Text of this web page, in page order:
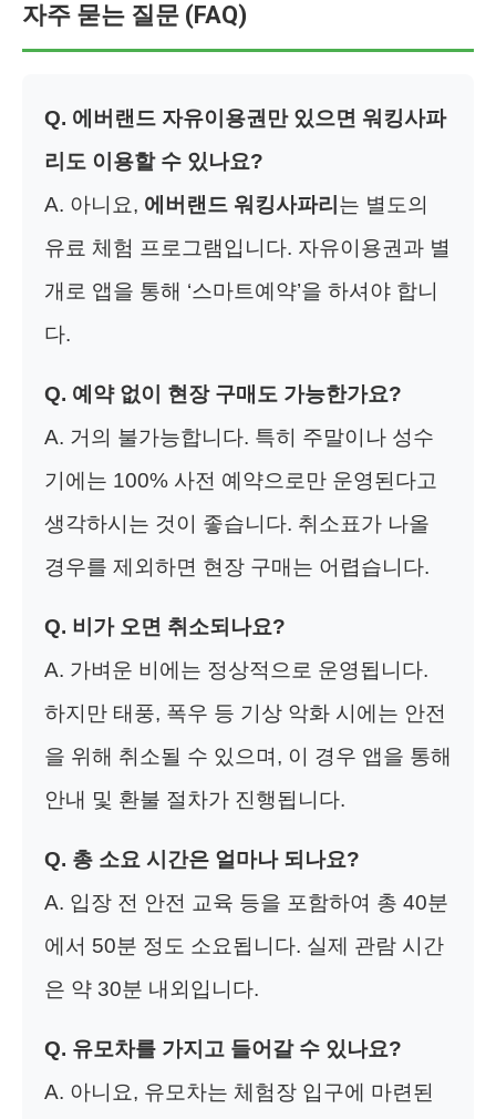
자주 묻는 질문 (FAQ)
Q. 에버랜드 자유이용권만 있으면 워킹사파
리도 이용할 수 있나요?
A. 아니요, 에버랜드 워킹사파리 는 별도의
유료 체험 프로그램입니다. 자유이용권과 별
개로 앱을 통해 ‘스마트예약’을 하셔야 합니
다.
Q. 예약 없이 현장 구매도 가능한가요?
A. 거의 불가능합니다. 특히 주말이나 성수
기에는 100% 사전 예약으로만 운영된다고
생각하시는 것이 좋습니다. 취소표가 나올
경우를 제외하면 현장 구매는 어렵습니다.
Q. 비가 오면 취소되나요?
A. 가벼운 비에는 정상적으로 운영됩니다.
하지만 태풍, 폭우 등 기상 악화 시에는 안전
을 위해 취소될 수 있으며, 이 경우 앱을 통해
안내 및 환불 절차가 진행됩니다.
Q. 총 소요 시간은 얼마나 되나요?
A. 입장 전 안전 교육 등을 포함하여 총 40분
에서 50분 정도 소요됩니다. 실제 관람 시간
은 약 30분 내외입니다.
Q. 유모차를 가지고 들어갈 수 있나요?
A. 아니요, 유모차는 체험장 입구에 마련된